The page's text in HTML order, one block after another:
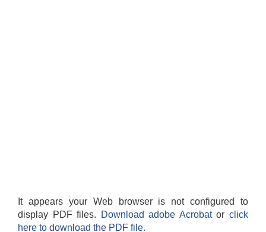
It appears your Web browser is not configured to
display PDF files.
Download adobe Acrobatorclick
here to download the PDF file.